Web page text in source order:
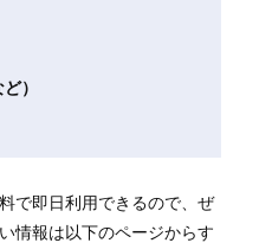
）
で即日利用できるので、ぜ
情報は以下のページからす